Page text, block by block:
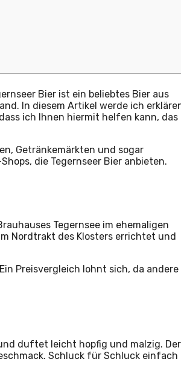
Bier ist ein beliebtes Bier aus
In diesem Artikel werde ich
ich Ihnen hiermit helfen kann, das
Getränkemärkten und sogar
die Tegernseer Bier anbieten.
Tegernsee im ehemaligen
Nordtrakt des Klosters errichtet und
Preisvergleich lohnt sich, da andere
duftet leicht hopfig und malzig. Der
Schluck für Schluck einfach